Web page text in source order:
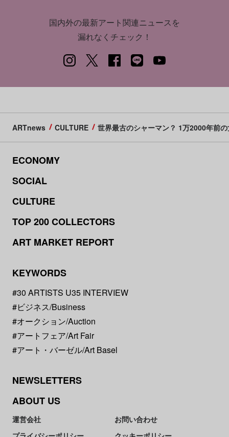
国内外の最新アート関連ニュースを
漏れなくチェック！
ARTnews CULTURE 世界最古のシャーマン？ 1万2000年前
ECONOMY
SOCIAL
CULTURE
TOP 200 COLLECTORS
ART MARKET REPORT
KEYWORDS
#30 ARTISTS U35 INTERVIEW
#ビジネス/Business
#オークション/Auction
#アートフェア/Art Fair
#アート・バーゼル/Art Basel
NEWSLETTERS
ABOUT US
運営会社
お問い合わせ